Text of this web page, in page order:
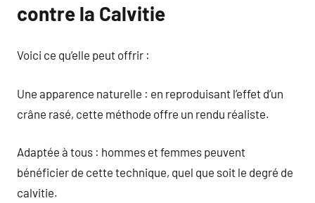
contre la Calvitie
Voici ce qu’elle peut offrir :
Une apparence naturelle : en reproduisant l’effet d’un
crâne rasé, cette méthode offre un rendu réaliste.
Adaptée à tous : hommes et femmes peuvent
bénéficier de cette technique, quel que soit le degré de
calvitie.